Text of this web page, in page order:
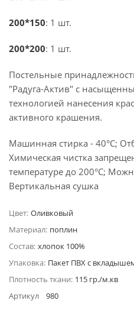
200*150: 1 шт.
200*200: 1 шт.
Постельные
"Радуга-Актив" с
технологией нанесения
активного крашения.
Машинная стирка - 40°C;
Химическая чистка
температуре до 200°С;
Вертикальная сушка
Цвет: Оливковый
Материал: поплин
Состав: хлопок 100%
Упаковка: Пакет ПВХ с
Плотность ткани: 115 гр./м.кв
Артикул
980